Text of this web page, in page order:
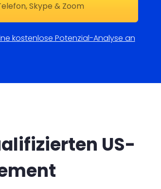
Skype & Zoom
kostenlose Potenzial-Analyse an
US-